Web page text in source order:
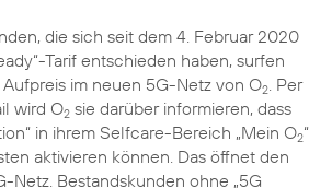
die sich seit dem 4. Februar 2020
Tarif entschieden haben, surfen
im neuen 5G-Netz von O2 . Per
wird O2 sie darüber informieren, dass
in ihrem Selfcare-Bereich „Mein O2“
aktivieren können. Das öffnet den
Netz. Bestandskunden ohne „5G